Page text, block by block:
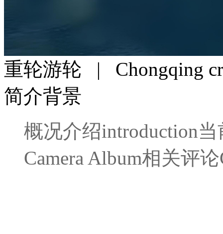
重轮游轮 | Chongqing
简介背景
概况介绍introduction当
Camera Album相关评论